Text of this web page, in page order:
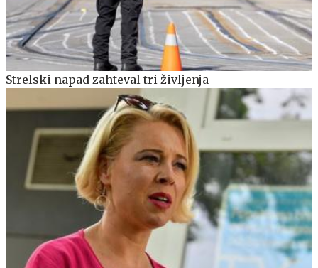
Strelski napad zahteval tri življenja